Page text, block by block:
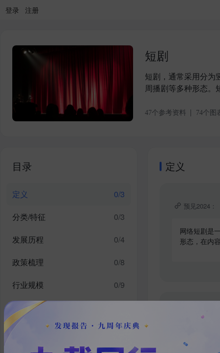
登录 注册
短剧
短剧，通常采用分为
周播剧等多种形态。
47个参考资料 74个图
目录
定义 0/3
分类/特征
0/3
发展历程
0/4
政策梳理
0/8
行业规模
0/9
产业链分析
竞争格局
0/2
定义
预见2024：
网络短剧是
形态，在内
2024年中
在经历数次
较连续和完